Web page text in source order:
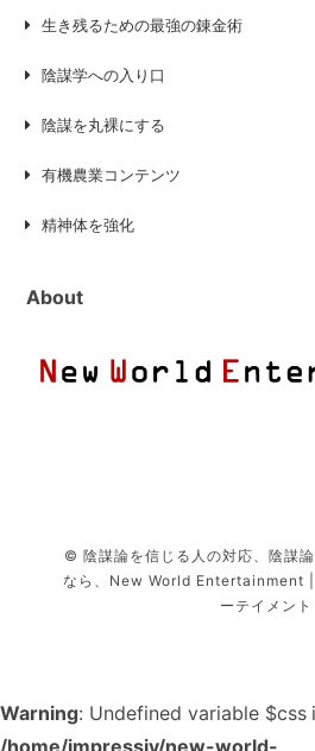
生き残るための最強の錬金術
陰謀学への入り口
陰謀を丸裸にする
有機農業コンテンツ
精神体を強化
About
© 陰謀論を信じる人の対応、陰謀
なら、New World Entertainment |
ーテイメント
Warning: Undefined variable $css